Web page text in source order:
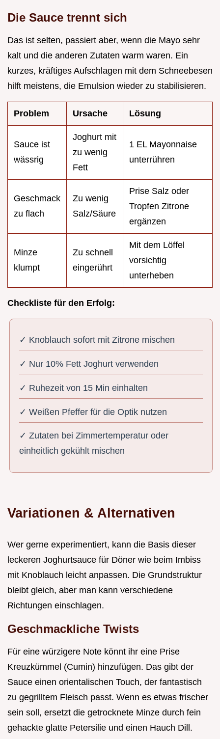
Die Sauce trennt sich
Das ist selten, passiert aber, wenn die Mayo sehr
kalt und die anderen Zutaten warm waren. Ein
kurzes, kräftiges Aufschlagen mit dem Schneebesen
hilft meistens, die Emulsion wieder zu stabilisieren.
Problem Ursache Lösung
Sauce ist
wässrig
Joghurt mit
zu wenig
Fett
1 EL Mayonnaise
unterrühren
Geschmack
zu flach
Zu wenig
Salz/Säure
Prise Salz oder
Tropfen Zitrone
ergänzen
Minze
klumpt
Zu schnell
eingerührt
Mit dem Löffel
vorsichtig
unterheben
Checkliste für den Erfolg:
✓ Knoblauch sofort mit Zitrone mischen
✓ Nur 10% Fett Joghurt verwenden
✓ Ruhezeit von 15 Min einhalten
✓ Weißen Pfeffer für die Optik nutzen
✓ Zutaten bei Zimmertemperatur oder
einheitlich gekühlt mischen
Variationen & Alternativen
Wer gerne experimentiert, kann die Basis dieser
leckeren Joghurtsauce für Döner wie beim Imbiss
mit Knoblauch leicht anpassen. Die Grundstruktur
bleibt gleich, aber man kann verschiedene
Richtungen einschlagen.
Geschmackliche Twists
Für eine würzigere Note könnt ihr eine Prise
Kreuzkümmel (Cumin) hinzufügen. Das gibt der
Sauce einen orientalischen Touch, der fantastisch
zu gegrilltem Fleisch passt. Wenn es etwas frischer
sein soll, ersetzt die getrocknete Minze durch fein
gehackte glatte Petersilie und einen Hauch Dill.